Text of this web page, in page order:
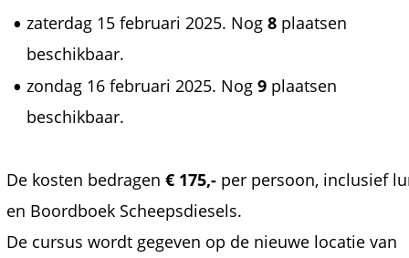
• zaterdag 15 februari 2025. Nog 8 plaatsen
beschikbaar.
• zondag 16 februari 2025. Nog 9 plaatsen
beschikbaar.
De kosten bedragen € 175,- per persoon, inclusief
en Boordboek Scheepsdiesels.
De cursus wordt gegeven op de nieuwe locatie van